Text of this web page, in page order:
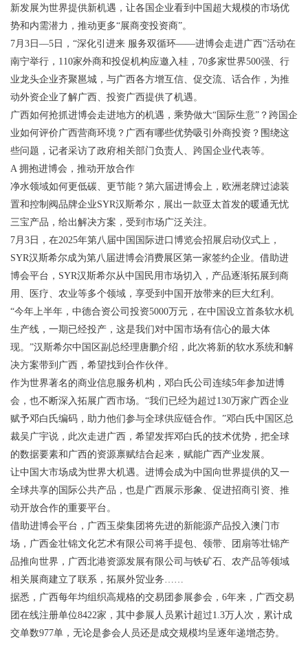
新发展为世界提供新机遇，让各国企业看到中国超大规模的市场优
势和内需潜力，推动更多“展商变投资商”。
7月3日—5日，“深化引进来 服务双循环——进博会走进广西”活动在
南宁举行，110家外商和投促机构应邀入桂，70多家世界500强、行
业龙头企业齐聚邕城，与广西各方增互信、促交流、话合作，为推
动外资企业了解广西、投资广西提供了机遇。
广西如何抢抓进博会走进地方的机遇，乘势做大“国际生意”？跨国企
业如何评价广西营商环境？广西有哪些优势吸引外商投资？围绕这
些问题，记者采访了政府相关部门负责人、跨国企业代表等。
A 拥抱进博会，推动开放合作
净水领域如何更低碳、更节能？第六届进博会上，欧洲老牌过滤装
置和控制阀品牌企业SYR汉斯希尔，展出一款亚太首发的暖通无忧
三宝产品，给出解决方案，受到市场广泛关注。
7月3日，在2025年第八届中国国际进口博览会招展启动仪式上，
SYR汉斯希尔成为第八届进博会消费展区第一家签约企业。借助进
博会平台，SYR汉斯希尔从中国民用市场切入，产品逐渐拓展到商
用、医疗、农业等多个领域，享受到中国开放带来的巨大红利。
“今年上半年，中德合资公司投资5000万元，在中国设立首条软水机
生产线，一期已经投产，这是我们对中国市场有信心的最大体
现。”汉斯希尔中国区副总经理唐鹏介绍，此次将新的软水系统和解
决方案带到广西，希望找到合作伙伴。
作为世界著名的商业信息服务机构，邓白氏公司连续5年参加进博
会，也不断深入拓展广西市场。“我们已经为超过130万家广西企业
赋予邓白氏编码，助力他们参与全球供应链合作。”邓白氏中国区总
裁吴广宇说，此次走进广西，希望发挥邓白氏的技术优势，把全球
的数据要素和广西的资源禀赋结合起来，赋能广西产业发展。
让中国大市场成为世界大机遇。进博会成为中国向世界提供的又一
全球共享的国际公共产品，也是广西展示形象、促进招商引资、推
动开放合作的重要平台。
借助进博会平台，广西玉柴集团将先进的新能源产品投入澳门市
场，广西金壮锦文化艺术有限公司将手提包、领带、团扇等壮锦产
品推向世界，广西北港资源发展有限公司与铁矿石、农产品等领域
相关展商建立了联系，拓展外贸业务……
据悉，广西每年均组织高规格的交易团参展参会，6年来，广西交易
团在线注册单位8422家，其中参展人员累计超过1.3万人次，累计成
交单数977单，无论是参会人员还是成交规模均呈逐年递增态势。